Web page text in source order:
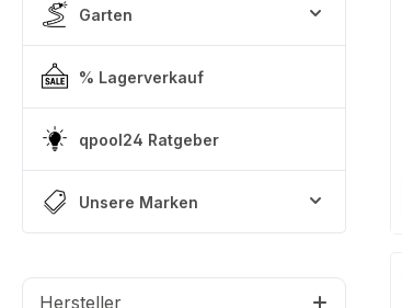
Garten
% Lagerverkauf
qpool24 Ratgeber
Unsere Marken
Hersteller